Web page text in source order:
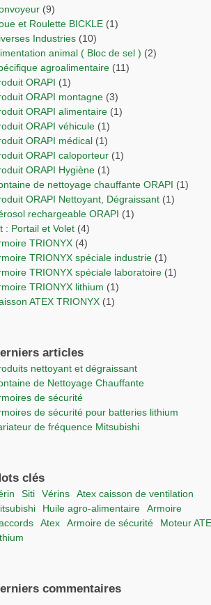
(9)
et Roulette BICKLE (1)
Diverses Industries (10)
animal ( Bloc de sel ) (2)
agroalimentaire (11)
ORAPI (1)
ORAPI montagne (3)
ORAPI alimentaire (1)
ORAPI véhicule (1)
ORAPI médical (1)
ORAPI caloporteur (1)
ORAPI Hygiène (1)
de nettoyage chauffante ORAPI (1)
ORAPI Nettoyant, Dégraissant (1)
rechargeable ORAPI (1)
: Portail et Volet (4)
TRIONYX (4)
TRIONYX spéciale industrie (1)
TRIONYX spéciale laboratoire (1)
TRIONYX lithium (1)
ATEX TRIONYX (1)
articles
nettoyant et dégraissant
de Nettoyage Chauffante
de sécurité
de sécurité pour batteries lithium
de fréquence Mitsubishi
clés
Siti vérins
Atex caisson de ventilation
Mitsubishi
Huile agro-alimentaire
Armoire
Atex Armoire de sécurité
moteur
commentaires